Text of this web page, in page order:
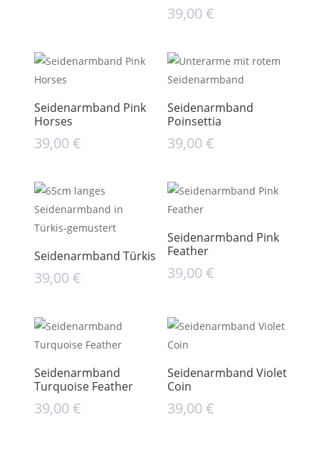
39,00€
Seidenarmband Pink
Horses
39,00€
Seidenarmband
Poinsettia
39,00€
Seidenarmband Türkis
39,00€
Seidenarmband Pink
Feather
39,00€
Seidenarmband
Turquoise Feather
39,00€
Seidenarmband Violet
Coin
39,00€